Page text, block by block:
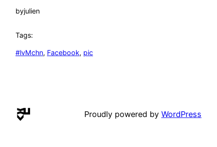
byjulien
Tags:
#lvMchn, Facebook, pic
Proudly powered by WordPress